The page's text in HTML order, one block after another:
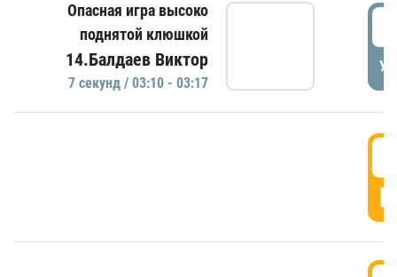
Опасная игра высоко
поднятой клюшкой
14.Балдаев Виктор
7 секунд / 03:10 - 03:17